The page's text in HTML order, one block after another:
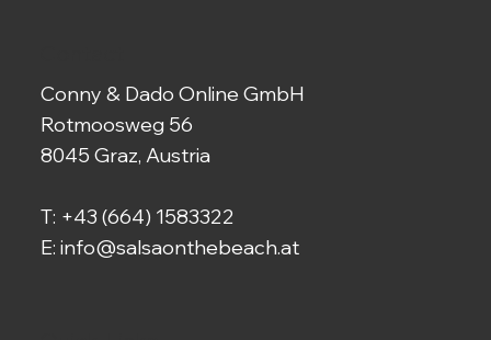
Conny & Dado Online GmbH
Rotmoosweg 56
8045 Graz, Austria
T: +43 (664) 1583322
E: info@salsaonthebeach.at